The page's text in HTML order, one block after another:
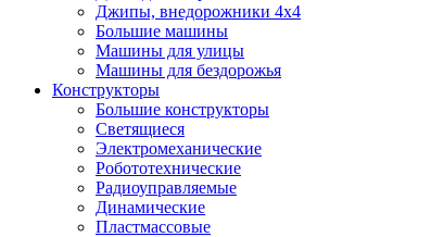
Джипы, внедорожники 4x4
Большие машины
Машины для улицы
Машины для бездорожья
Конструкторы
Большие конструкторы
Светящиеся
Электромеханические
Робототехнические
Радиоуправляемые
Динамические
Пластмассовые